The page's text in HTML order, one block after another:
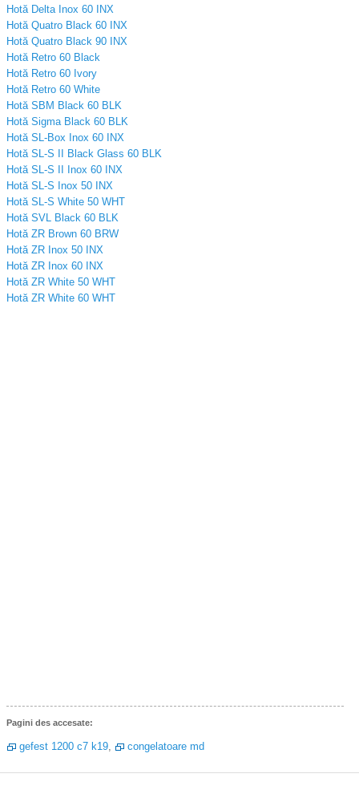
Hotă Delta Inox 60 INX
Hotă Quatro Black 60 INX
Hotă Quatro Black 90 INX
Hotă Retro 60 Black
Hotă Retro 60 Ivory
Hotă Retro 60 White
Hotă SBM Black 60 BLK
Hotă Sigma Black 60 BLK
Hotă SL-Box Inox 60 INX
Hotă SL-S II Black Glass 60 BLK
Hotă SL-S II Inox 60 INX
Hotă SL-S Inox 50 INX
Hotă SL-S White 50 WHT
Hotă SVL Black 60 BLK
Hotă ZR Brown 60 BRW
Hotă ZR Inox 50 INX
Hotă ZR Inox 60 INX
Hotă ZR White 50 WHT
Hotă ZR White 60 WHT
Pagini des accesate:
gefest 1200 c7 k19, congelatoare md